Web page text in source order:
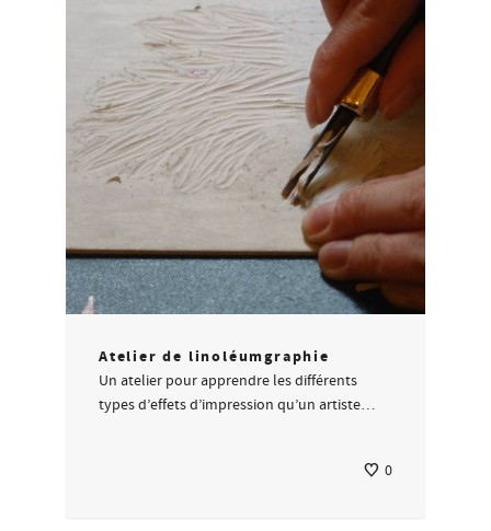
Atelier de linoléumgraphie
Un atelier pour apprendre les différents
types d’effets d’impression qu’un artiste…
0